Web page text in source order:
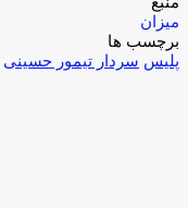
میزان
برچسب ها
پلیس سردار تیمور حسینی